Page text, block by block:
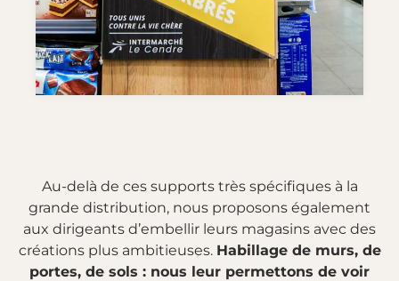
Au-delà de ces supports très spécifiques à la
grande distribution, nous proposons également
aux dirigeants d’embellir leurs magasins avec des
créations plus ambitieuses. Habillage de murs, de
portes, de sols : nous leur permettons de voir